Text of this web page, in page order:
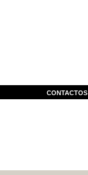
CONTACTOS